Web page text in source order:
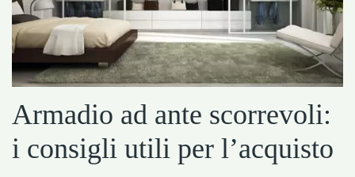
Armadio ad ante scorrevoli:
i consigli utili per l’acquisto